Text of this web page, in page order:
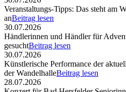
Veranstaltungs-Tipps: Das steht am
anBeitrag lesen
30.07.2026
Händlerinnen und Händler für
gesuchtBeitrag lesen
30.07.2026
Künstlerische Performance der
der WandelhalleBeitrag lesen
28.07.2026